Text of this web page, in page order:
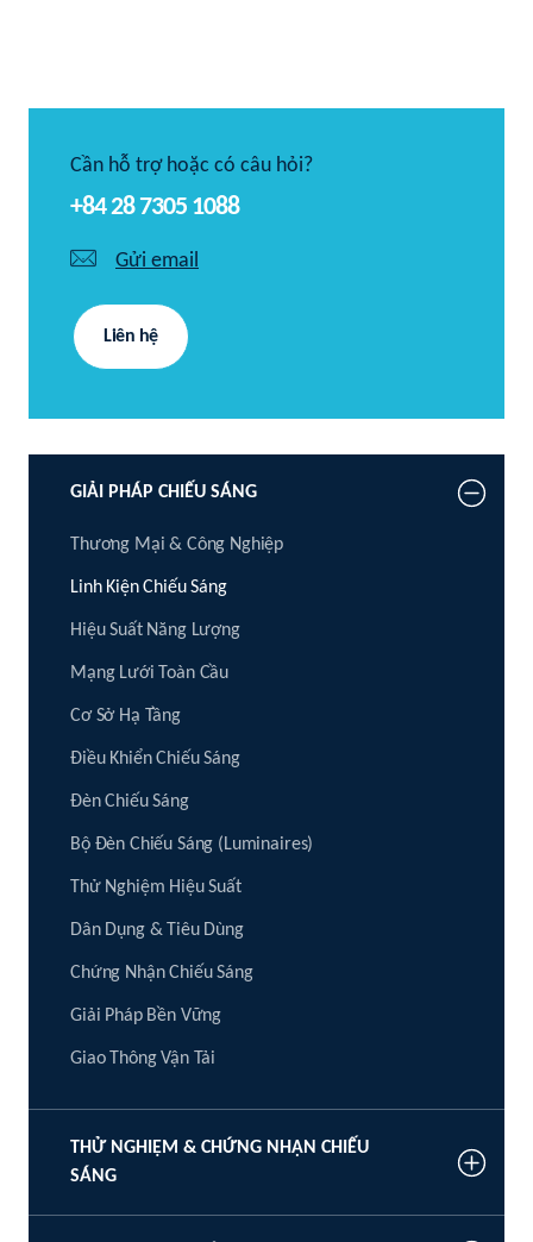
Cần hỗ trợ hoặc có câu hỏi?
+84 28 7305 1088
Gửi email
Liên hệ
GIẢI PHÁP CHIẾU SÁNG
Thương Mại & Công Nghiệp
Linh Kiện Chiếu Sáng
Hiệu Suất Năng Lượng
Mạng Lưới Toàn Cầu
Cơ Sở Hạ Tầng
Điều Khiển Chiếu Sáng
Đèn Chiếu Sáng
Bộ Đèn Chiếu Sáng (Luminaires)
Thử Nghiệm Hiệu Suất
Dân Dụng & Tiêu Dùng
Chứng Nhận Chiếu Sáng
Giải Pháp Bền Vững
Giao Thông Vận Tải
THỬ NGHIỆM & CHỨNG NHẬN CHIẾU
SÁNG